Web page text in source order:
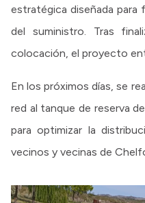
estratégica diseñada para
del suministro. Tras
colocación, el proyecto
En los próximos días, se
red al tanque de reserva
para optimizar la
vecinos y vecinas de